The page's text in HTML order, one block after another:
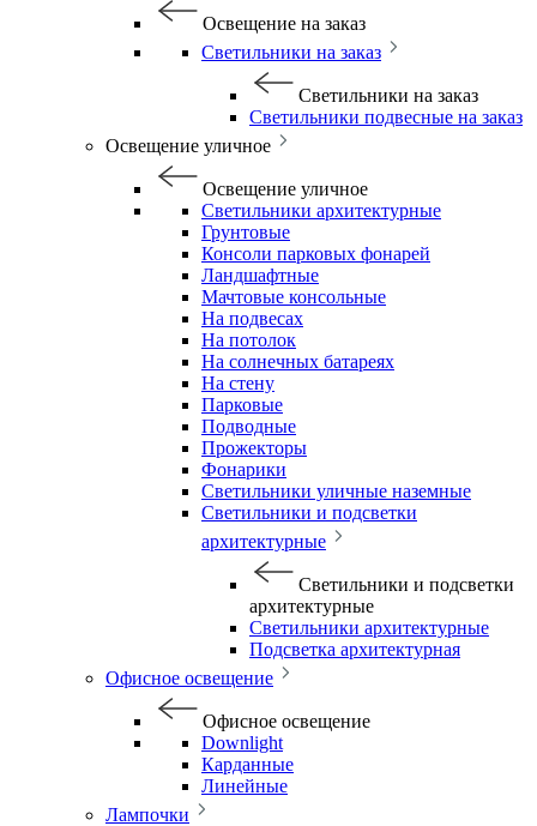
Освещение на заказ
Светильники на заказ
Светильники на заказ
Светильники подвесные на заказ
Освещение уличное
Освещение уличное
Светильники архитектурные
Грунтовые
Консоли парковых фонарей
Ландшафтные
Мачтовые консольные
На подвесах
На потолок
На солнечных батареях
На стену
Парковые
Подводные
Прожекторы
Фонарики
Светильники уличные наземные
Светильники и подсветки
архитектурные
Светильники и подсветки
архитектурные
Светильники архитектурные
Подсветка архитектурная
Офисное освещение
Офисное освещение
Downlight
Карданные
Линейные
Лампочки